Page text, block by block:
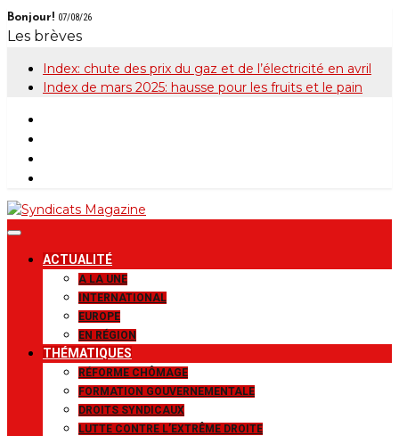
Skip
to
Bonjour! 07/08/26
Les brèves
Index: chute des prix du gaz et de l’électricité en avril
Index de mars 2025: hausse pour les fruits et le pain
Syndicats
Magazine
Le magazine de la FGTB
ACTUALITÉ
A LA UNE
INTERNATIONAL
EUROPE
EN RÉGION
THÉMATIQUES
RÉFORME CHÔMAGE
FORMATION GOUVERNEMENTALE
DROITS SYNDICAUX
LUTTE CONTRE L’EXTRÊME DROITE